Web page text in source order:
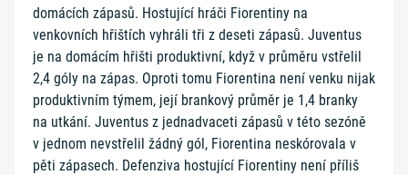
domácích zápasů. Hostující hráči Fiorentiny na
venkovních hřištích vyhráli tři z deseti zápasů. Juventus
je na domácím hřišti produktivní, když v průměru vstřelil
2,4 góly na zápas. Oproti tomu Fiorentina není venku nijak
produktivním týmem, její brankový průměr je 1,4 branky
na utkání. Juventus z jednadvaceti zápasů v této sezóně
v jednom nevstřelil žádný gól, Fiorentina neskórovala v
pěti zápasech. Defenziva hostující Fiorentiny není příliš